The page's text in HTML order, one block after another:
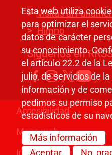
Visitas al
Himno
Síguenos en
Pie de página
Accesibilidad
Mapa web
Información legal
Esta web utiliza
para optimizar el
datos de carácter
su conocimiento.
el artículo 22.2 de la
julio, de servicios de
información y de
pedimos su permiso
estadísticos de su
Más información
Aceptar
No,